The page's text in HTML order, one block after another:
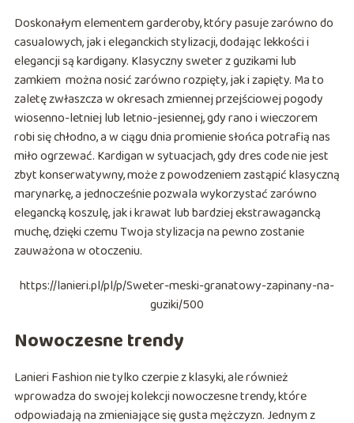
Doskonałym elementem garderoby, który pasuje zarówno do
casualowych, jak i eleganckich stylizacji, dodając lekkości i
elegancji są kardigany. Klasyczny sweter z guzikami lub
zamkiem można nosić zarówno rozpięty, jak i zapięty. Ma to
zaletę zwłaszcza w okresach zmiennej przejściowej pogody
wiosenno-letniej lub letnio-jesiennej, gdy rano i wieczorem
robi się chłodno, a w ciągu dnia promienie słońca potrafią nas
miło ogrzewać. Kardigan w sytuacjach, gdy dres code nie jest
zbyt konserwatywny, może z powodzeniem zastąpić klasyczną
marynarkę, a jednocześnie pozwala wykorzystać zarówno
elegancką koszulę, jak i krawat lub bardziej ekstrawagancką
muchę, dzięki czemu Twoja stylizacja na pewno zostanie
zauważona w otoczeniu.
https://lanieri.pl/pl/p/Sweter-meski-granatowy-zapinany-na-
guziki/500
Nowoczesne trendy
Lanieri Fashion nie tylko czerpie z klasyki, ale również
wprowadza do swojej kolekcji nowoczesne trendy, które
odpowiadają na zmieniające się gusta mężczyzn. Jednym z